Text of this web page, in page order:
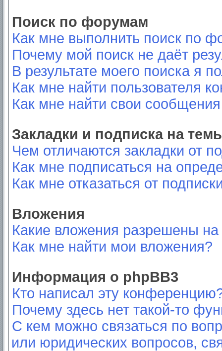
Поиск по форумам
Как мне выполнить поиск по
Почему мой поиск не даёт
В результате моего поиска я
Как мне найти пользователя
Как мне найти свои
Закладки и подписка на
Чем отличаются закладки от
Как мне подписаться на
Как мне отказаться от
Вложения
Какие вложения разрешены
Как мне найти мои вложения?
Информация о phpBB3
Кто написал эту
Почему здесь нет такой-то
С кем можно связаться по
или юридических вопросов,